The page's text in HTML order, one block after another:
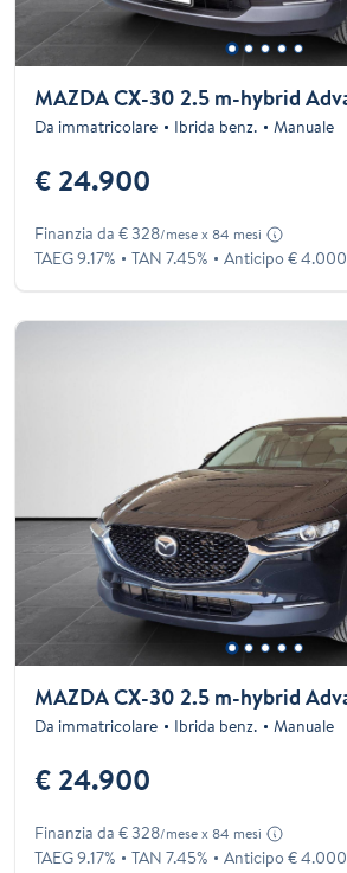
Da immatricolare Ibrida benz. Manuale
€ 24.900
Finanzia da € 328/mese x 84 mesi
TAEG 9.17% TAN 7.45% Anticipo € 4.000
Da immatricolare Ibrida benz. Manuale
€ 24.900
Finanzia da € 328/mese x 84 mesi
TAEG 9.17% TAN 7.45% Anticipo € 4.000